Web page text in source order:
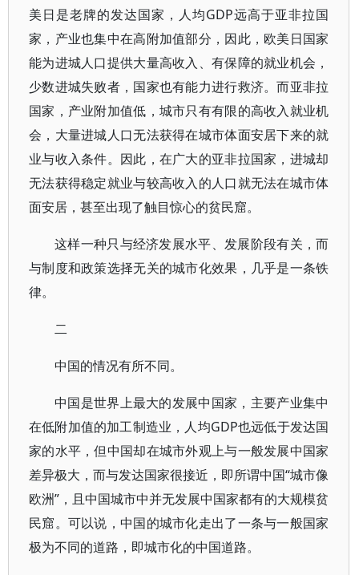
美日是老牌的发达国家，人均GDP远高于亚非拉国
家，产业也集中在高附加值部分，因此，欧美日国家
能为进城人口提供大量高收入、有保障的就业机会，
少数进城失败者，国家也有能力进行救济。而亚非拉
国家，产业附加值低，城市只有有限的高收入就业机
会，大量进城人口无法获得在城市体面安居下来的就
业与收入条件。因此，在广大的亚非拉国家，进城却
无法获得稳定就业与较高收入的人口就无法在城市体
面安居，甚至出现了触目惊心的贫民窟。
这样一种只与经济发展水平、发展阶段有关，而
与制度和政策选择无关的城市化效果，几乎是一条铁
律。
二
中国的情况有所不同。
中国是世界上最大的发展中国家，主要产业集中
在低附加值的加工制造业，人均GDP也远低于发达国
家的水平，但中国却在城市外观上与一般发展中国家
差异极大，而与发达国家很接近，即所谓中国“城市像
欧洲”，且中国城市中并无发展中国家都有的大规模贫
民窟。可以说，中国的城市化走出了一条与一般国家
极为不同的道路，即城市化的中国道路。